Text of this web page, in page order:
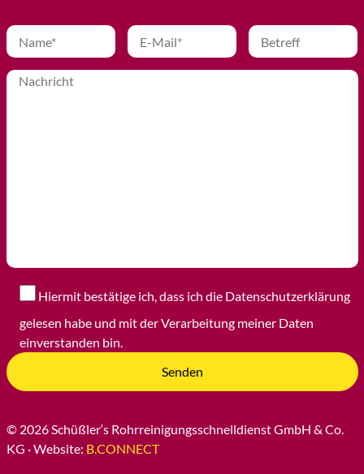
Hiermit bestätige ich, dass ich die Datenschutzerklärung
gelesen habe und mit der Verarbeitung meiner Daten
einverstanden bin.
© 2026 Schüßler‘s Rohrreinigungsschnelldienst GmbH & Co.
KG · Website: B.CONNECT